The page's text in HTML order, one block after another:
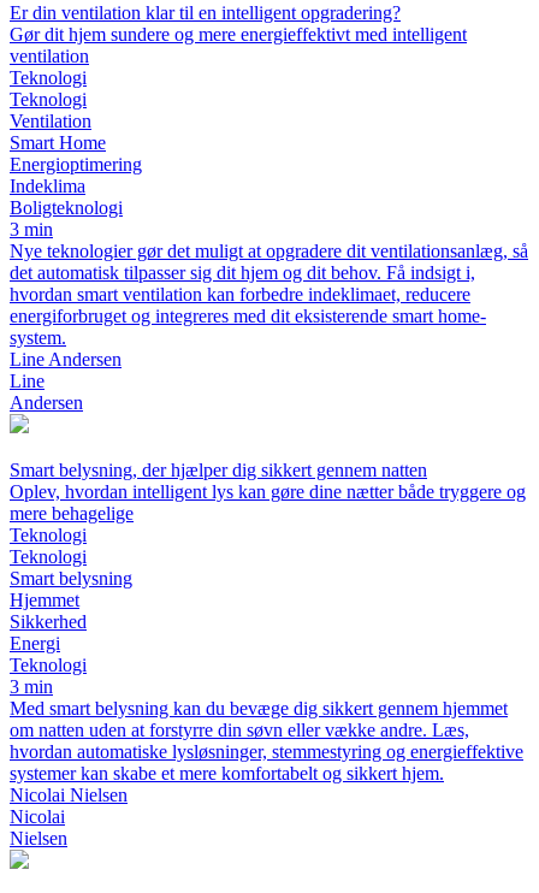
Er din ventilation klar til en intelligent opgradering?
Gør dit hjem sundere og mere energieffektivt med intelligent
ventilation
Teknologi
Teknologi
Ventilation
Smart Home
Energioptimering
Indeklima
Boligteknologi
3 min
Nye teknologier gør det muligt at opgradere dit ventilationsanlæg, så
det automatisk tilpasser sig dit hjem og dit behov. Få indsigt i,
hvordan smart ventilation kan forbedre indeklimaet, reducere
energiforbruget og integreres med dit eksisterende smart home-
system.
Line Andersen
Line
Andersen
Smart belysning, der hjælper dig sikkert gennem natten
Oplev, hvordan intelligent lys kan gøre dine nætter både tryggere og
mere behagelige
Teknologi
Teknologi
Smart belysning
Hjemmet
Sikkerhed
Energi
Teknologi
3 min
Med smart belysning kan du bevæge dig sikkert gennem hjemmet
om natten uden at forstyrre din søvn eller vække andre. Læs,
hvordan automatiske lysløsninger, stemmestyring og energieffektive
systemer kan skabe et mere komfortabelt og sikkert hjem.
Nicolai Nielsen
Nicolai
Nielsen